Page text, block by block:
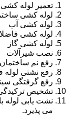
تعمیر لوله
لوله کشی
لوله کشی آب
لوله کشی
لوله کشی گاز
نصب شیرآلات
رفع نم ساختمان
رفع نشتی لوله
رفع گرفتگی
تشخیص ترکیدگی
نشت یابی لوله
می پذیرد.